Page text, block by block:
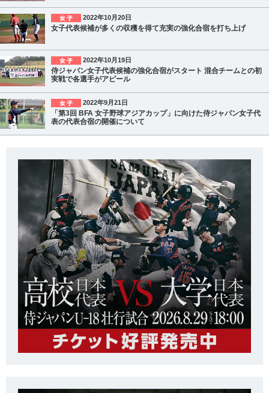
2022年10月20日
女子代表候補が多くの収穫を得て充実の強化合宿を打ち上げ
2022年10月19日
侍ジャパン女子代表候補の強化合宿がスタート 混合チームとの初
実戦で各選手がアピール
2022年9月21日
「第3回 BFA 女子野球アジアカップ」に向けた侍ジャパン女子代
表の代表合宿の開催について